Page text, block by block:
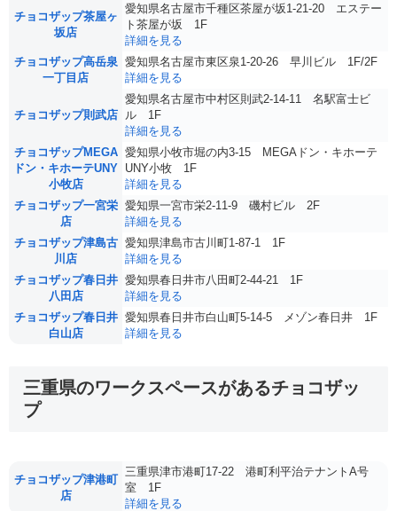
チョコザップ茶屋ヶ
坂店
愛知県名古屋市千種区茶屋が坂1-21-20 エステー
ト茶屋が坂 1F
詳細を見る
チョコザップ高岳泉
一丁目店
愛知県名古屋市東区泉1-20-26 早川ビル 1F/2F
詳細を見る
チョコザップ則武店
愛知県名古屋市中村区則武2-14-11 名駅富士ビ
ル 1F
詳細を見る
チョコザップMEGA
ドン・キホーテUNY
小牧店
愛知県小牧市堀の内3-15 MEGAドン・キホーテ
UNY小牧 1F
詳細を見る
チョコザップ一宮栄
店
愛知県一宮市栄2-11-9 磯村ビル 2F
詳細を見る
チョコザップ津島古
川店
愛知県津島市古川町1-87-1 1F
詳細を見る
チョコザップ春日井
八田店
愛知県春日井市八田町2-44-21 1F
詳細を見る
チョコザップ春日井
白山店
愛知県春日井市白山町5-14-5 メゾン春日井 1F
詳細を見る
三重県のワークスペースがあるチョコザッ
プ
チョコザップ津港町
店
三重県津市港町17-22 港町利平治テナントA号
室 1F
詳細を見る